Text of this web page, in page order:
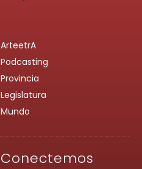
ArteetrA
Podcasting
Provincia
Legislatura
Mundo
Conectemos